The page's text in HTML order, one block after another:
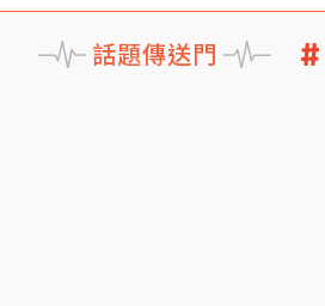
話題傳送門